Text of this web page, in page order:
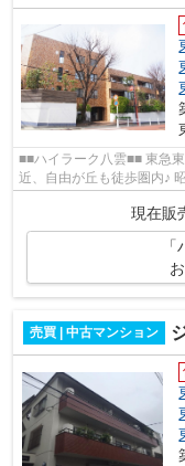
■■ハイラーク八雲■■ 東急東横線『都立大学』駅より徒歩１５分 駒沢公園至
近、自由が丘も徒歩圏内♪ 昭和５１年４月完成 総戸数２２戸 レンガ調タイル
貼
現在販
売買 | 中古マンション